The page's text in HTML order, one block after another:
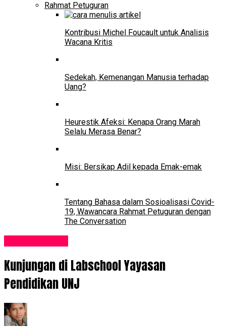
Rahmat Petuguran
Kontribusi Michel Foucault untuk Analisis
Wacana Kritis
Sedekah, Kemenangan Manusia terhadap
Uang?
Heurestik Afeksi: Kenapa Orang Marah
Selalu Merasa Benar?
Misi: Bersikap Adil kepada Emak-emak
Tentang Bahasa dalam Sosioalisasi Covid-
19, Wawancara Rahmat Petuguran dengan
The Conversation
Kunjungan di Labschool Yayasan
Pendidikan UNJ